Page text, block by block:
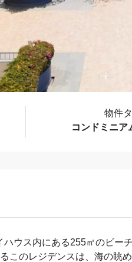
物件
コンドミニア
ウス内にある255㎡のビー
このレジデンスは、海の眺